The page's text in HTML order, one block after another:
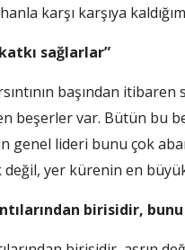
karşı karşıya
sağlarlar”
başından
beşerler var. Bütün bu
genel lideri bunu çok
yer kürenin en
birisidir,